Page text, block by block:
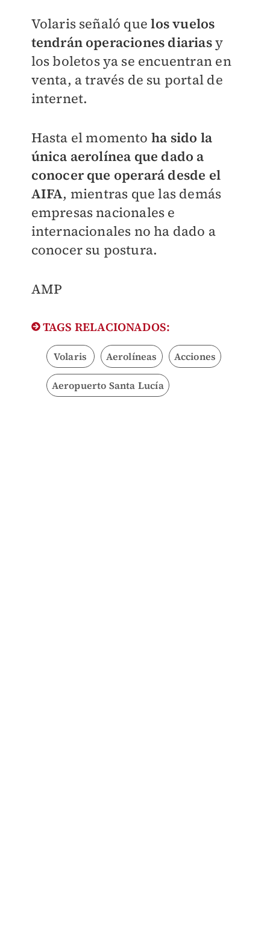
Volaris señaló que los vuelos
tendrán operaciones diariasy
los boletos ya se encuentran en
venta, a través de su portal de
internet.
Hasta el momento ha sido la
única aerolínea que dado a
conocer que operará desde el
AIFA, mientras que las demás
empresas nacionales e
internacionales no ha dado a
conocer su postura.
AMP
TAGS RELACIONADOS:
Volaris Aerolíneas Acciones
Aeropuerto Santa Lucía